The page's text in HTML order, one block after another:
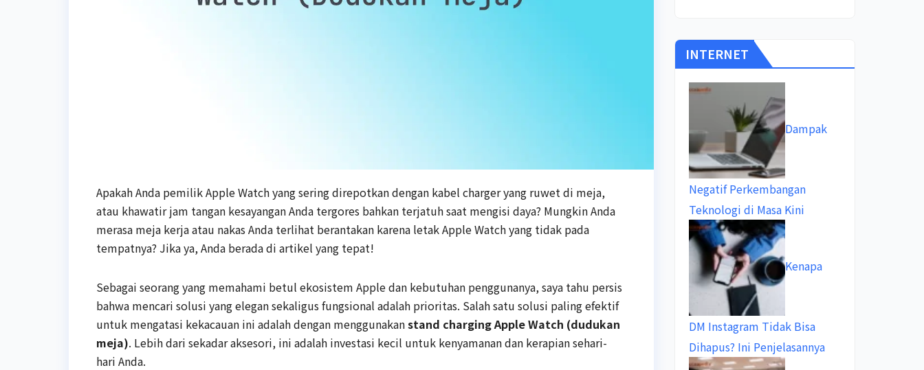
Apakah Anda pemilik Apple Watch yang sering direpotkan dengan kabel charger yang ruwet di meja,
atau khawatir jam tangan kesayangan Anda tergores bahkan terjatuh saat mengisi daya? Mungkin Anda
merasa meja kerja atau nakas Anda terlihat berantakan karena letak Apple Watch yang tidak pada
tempatnya? Jika ya, Anda berada di artikel yang tepat!
Sebagai seorang yang memahami betul ekosistem Apple dan kebutuhan penggunanya, saya tahu persis
bahwa mencari solusi yang elegan sekaligus fungsional adalah prioritas. Salah satu solusi paling efektif
untuk mengatasi kekacauan ini adalah dengan menggunakanstand charging Apple Watch (dudukan
meja). Lebih dari sekadar aksesori, ini adalah investasi kecil untuk kenyamanan dan kerapian sehari-
hari Anda.
INTERNET
Dampak
Negatif Perkembangan
Teknologi di Masa Kini
Kenapa
DM Instagram Tidak Bisa
Dihapus? Ini Penjelasannya